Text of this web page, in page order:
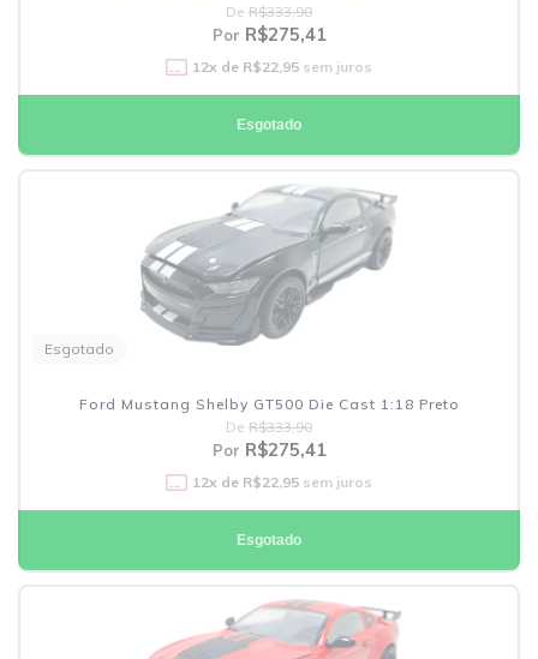
De R$333,90
Por R$275,41
12x de R$22,95 sem juros
Esgotado
Esgotado
Ford Mustang Shelby GT500 Die Cast 1:18 Preto
De R$333,90
Por R$275,41
12x de R$22,95 sem juros
Esgotado